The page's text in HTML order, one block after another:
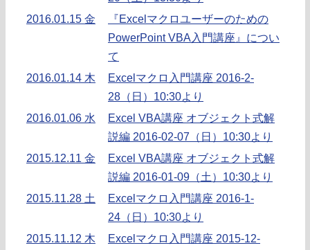
2016.01.15 金
『Excelマクロユーザーのための
PowerPoint VBA入門講座』につい
て
2016.01.14 木
Excelマクロ入門講座 2016-2-
28（日）10:30より
2016.01.06 水
Excel VBA講座 オブジェクト式解
説編 2016-02-07（日）10:30より
2015.12.11 金
Excel VBA講座 オブジェクト式解
説編 2016-01-09（土）10:30より
2015.11.28 土
Excelマクロ入門講座 2016-1-
24（日）10:30より
2015.11.12 木
Excelマクロ入門講座 2015-12-